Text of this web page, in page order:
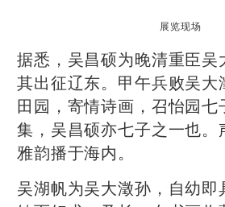
展览现场
据悉，吴昌硕为晚清重臣吴
其出征辽东。甲午兵败吴大
田园，寄情诗画，召怡园
集，吴昌硕亦七子之一也。
雅韵播于海内。
吴湖帆为吴大澂孙，自幼即